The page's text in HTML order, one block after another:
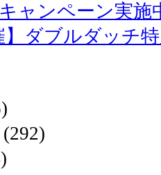
ャンペーン実施
】ダブルダッチ
(292)